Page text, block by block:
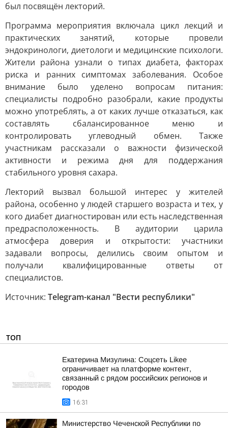
был посвящён лекторий.
Программа мероприятия включала цикл лекций и
практических занятий, которые провели
эндокринологи, диетологи и медицинские психологи.
Жители района узнали о типах диабета, факторах
риска и ранних симптомах заболевания. Особое
внимание было уделено вопросам питания:
специалисты подробно разобрали, какие продукты
можно употреблять, а от каких лучше отказаться, как
составлять сбалансированное меню и
контролировать углеводный обмен. Также
участникам рассказали о важности физической
активности и режима дня для поддержания
стабильного уровня сахара.
Лекторий вызвал большой интерес у жителей
района, особенно у людей старшего возраста и тех, у
кого диабет диагностирован или есть наследственная
предрасположенность. В аудитории царила
атмосфера доверия и открытости: участники
задавали вопросы, делились своим опытом и
получали квалифицированные ответы от
специалистов.
Источник: Telegram-канал "Вести республики"
ТОП
Екатерина Мизулина: Соцсеть Likee
ограничивает на платформе контент,
связанный с рядом российских регионов и
городов
16:31
Министерство Чеченской Республики по